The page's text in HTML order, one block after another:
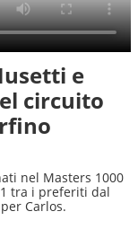
e
circuito
nel Masters 1000
tra i preferiti dal
Carlos.